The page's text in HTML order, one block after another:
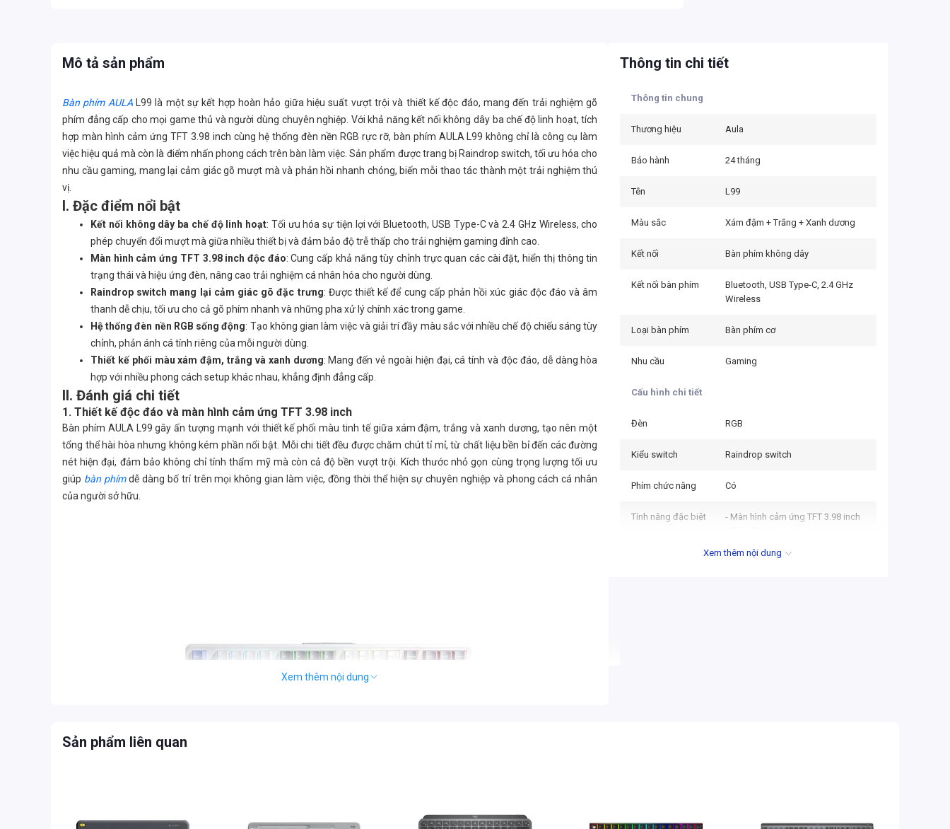
Mô tả sản phẩm
Bàn phím AULAL99 là một sự kết hợp hoàn hảo giữa hiệu suất vượt trội và thiết kế độc đáo, mang đến trải nghiệm gõ
phím đẳng cấp cho mọi game thủ và người dùng chuyên nghiệp. Với khả năng kết nối không dây ba chế độ linh hoạt, tích
hợp màn hình cảm ứng TFT 3.98 inch cùng hệ thống đèn nền RGB rực rỡ, bàn phím AULA L99 không chỉ là công cụ làm
việc hiệu quả mà còn là điểm nhấn phong cách trên bàn làm việc. Sản phẩm được trang bị Raindrop switch, tối ưu hóa cho
nhu cầu gaming, mang lại cảm giác gõ mượt mà và phản hồi nhanh chóng, biến mỗi thao tác thành một trải nghiệm thú
vị.
I. Đặc điểm nổi bật
Kết nối không dây ba chế độ linh hoạt: Tối ưu hóa sự tiện lợi với Bluetooth, USB Type-C và 2.4 GHz Wireless, cho
phép chuyển đổi mượt mà giữa nhiều thiết bị và đảm bảo độ trễ thấp cho trải nghiệm gaming đỉnh cao.
Màn hình cảm ứng TFT 3.98 inch độc đáo: Cung cấp khả năng tùy chỉnh trực quan các cài đặt, hiển thị thông tin
trạng thái và hiệu ứng đèn, nâng cao trải nghiệm cá nhân hóa cho người dùng.
Raindrop switch mang lại cảm giác gõ đặc trưng: Được thiết kế để cung cấp phản hồi xúc giác độc đáo và âm
thanh dễ chịu, tối ưu cho cả gõ phím nhanh và những pha xử lý chính xác trong game.
Hệ thống đèn nền RGB sống động: Tạo không gian làm việc và giải trí đầy màu sắc với nhiều chế độ chiếu sáng tùy
chỉnh, phản ánh cá tính riêng của mỗi người dùng.
Thiết kế phối màu xám đậm, trắng và xanh dương: Mang đến vẻ ngoài hiện đại, cá tính và độc đáo, dễ dàng hòa
hợp với nhiều phong cách setup khác nhau, khẳng định đẳng cấp.
II. Đánh giá chi tiết
1. Thiết kế độc đáo và màn hình cảm ứng TFT 3.98 inch
Bàn phím AULA L99 gây ấn tượng mạnh với thiết kế phối màu tinh tế giữa xám đậm, trắng và xanh dương, tạo nên một
tổng thể hài hòa nhưng không kém phần nổi bật. Mỗi chi tiết đều được chăm chút tỉ mỉ, từ chất liệu bền bỉ đến các đường
nét hiện đại, đảm bảo không chỉ tính thẩm mỹ mà còn cả độ bền vượt trội. Kích thước nhỏ gọn cùng trọng lượng tối ưu
giúp bàn phímdễ dàng bố trí trên mọi không gian làm việc, đồng thời thể hiện sự chuyên nghiệp và phong cách cá nhân
của người sở hữu.
Xem thêm nội dung
Thông tin chi tiết
Thông tin chung
Thương hiệu Aula
Bảo hành 24 tháng
Tên L99
Màu sắc Xám đậm + Trắng + Xanh dương
Kết nối Bàn phím không dây
Kết nối bàn phím
Bluetooth, USB Type-C, 2.4 GHz
Wireless
Loại bàn phím Bàn phím cơ
Nhu cầu Gaming
Cấu hình chi tiết
Đèn RGB
Kiểu switch Raindrop switch
Phím chức năng Có
Tính năng đặc biệt
- Màn hình cảm ứng TFT 3.98 inch
Xem thêm nội dung
Sản phẩm liên quan